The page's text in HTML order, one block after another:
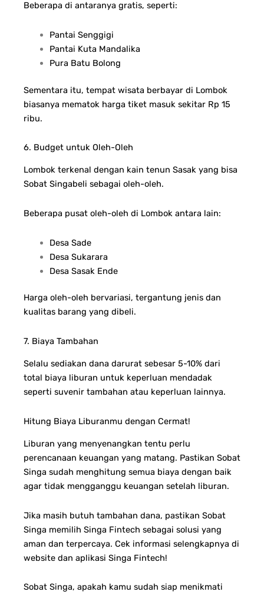
Beberapa di antaranya gratis, seperti:
Pantai Senggigi
Pantai Kuta Mandalika
Pura Batu Bolong
Sementara itu, tempat wisata berbayar di Lombok
biasanya mematok harga tiket masuk sekitar Rp 15
ribu.
6. Budget untuk Oleh-Oleh
Lombok terkenal dengan kain tenun Sasak yang bisa
Sobat Singabeli sebagai oleh-oleh.
Beberapa pusat oleh-oleh di Lombok antara lain:
Desa Sade
Desa Sukarara
Desa Sasak Ende
Harga oleh-oleh bervariasi, tergantung jenis dan
kualitas barang yang dibeli.
7. Biaya Tambahan
Selalu sediakan dana darurat sebesar 5-10% dari
total biaya liburan untuk keperluan mendadak
seperti suvenir tambahan atau keperluan lainnya.
Hitung Biaya Liburanmu dengan Cermat!
Liburan yang menyenangkan tentu perlu
perencanaan keuangan yang matang. Pastikan Sobat
Singa sudah menghitung semua biaya dengan baik
agar tidak mengganggu keuangan setelah liburan.
Jika masih butuh tambahan dana, pastikan Sobat
Singa memilih Singa Fintech sebagai solusi yang
aman dan terpercaya. Cek informasi selengkapnya di
website dan aplikasi Singa Fintech!
Sobat Singa, apakah kamu sudah siap menikmati